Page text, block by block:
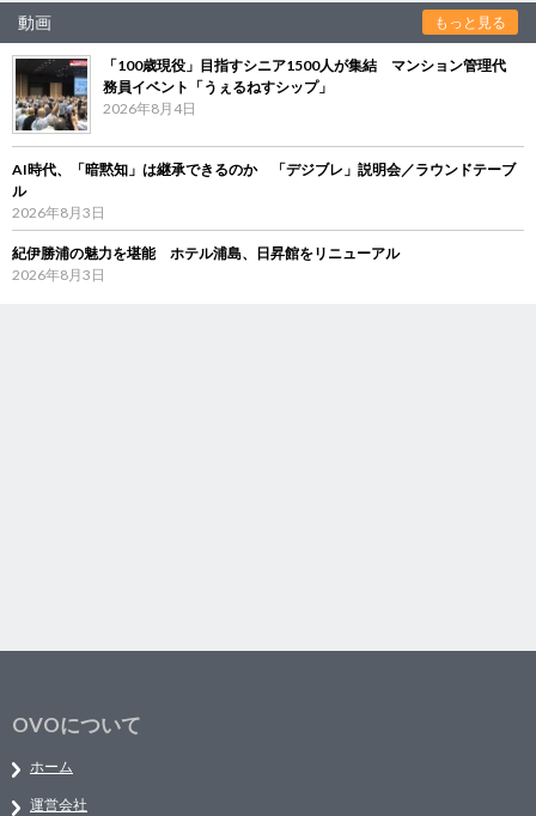
動画 もっと見る
「100歳現役」目指すシニア1500人が集結 マンション管理代
務員イベント「うぇるねすシップ」
2026年8月4日
AI時代、「暗黙知」は継承できるのか 「デジブレ」説明会／ラウンドテーブ
ル
2026年8月3日
紀伊勝浦の魅力を堪能 ホテル浦島、日昇館をリニューアル
2026年8月3日
OVOについて
ホーム
運営会社